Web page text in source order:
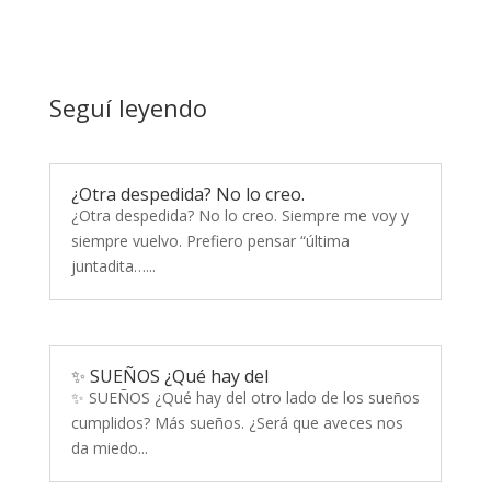
Seguí leyendo
¿Otra despedida? No lo creo.
¿Otra despedida? No lo creo. Siempre me voy y
siempre vuelvo. Prefiero pensar “última
juntadita…...
✨ SUEÑOS ¿Qué hay del
✨ SUEÑOS ¿Qué hay del otro lado de los sueños
cumplidos? Más sueños. ¿Será que aveces nos
da miedo...